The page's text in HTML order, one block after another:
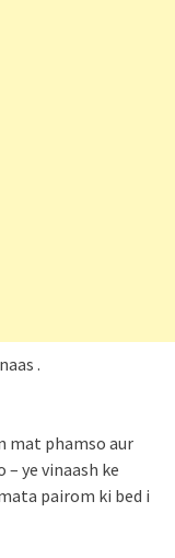
.
mat phamso aur
ye vinaash ke
pairom ki bed i